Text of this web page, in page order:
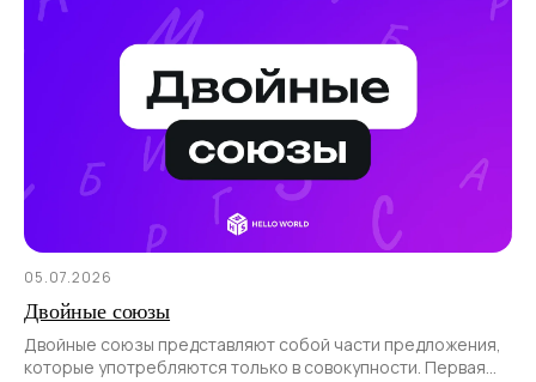
05.07.2026
Двойные союзы
Двойные союзы представляют собой части предложения,
которые употребляются только в совокупности. Первая